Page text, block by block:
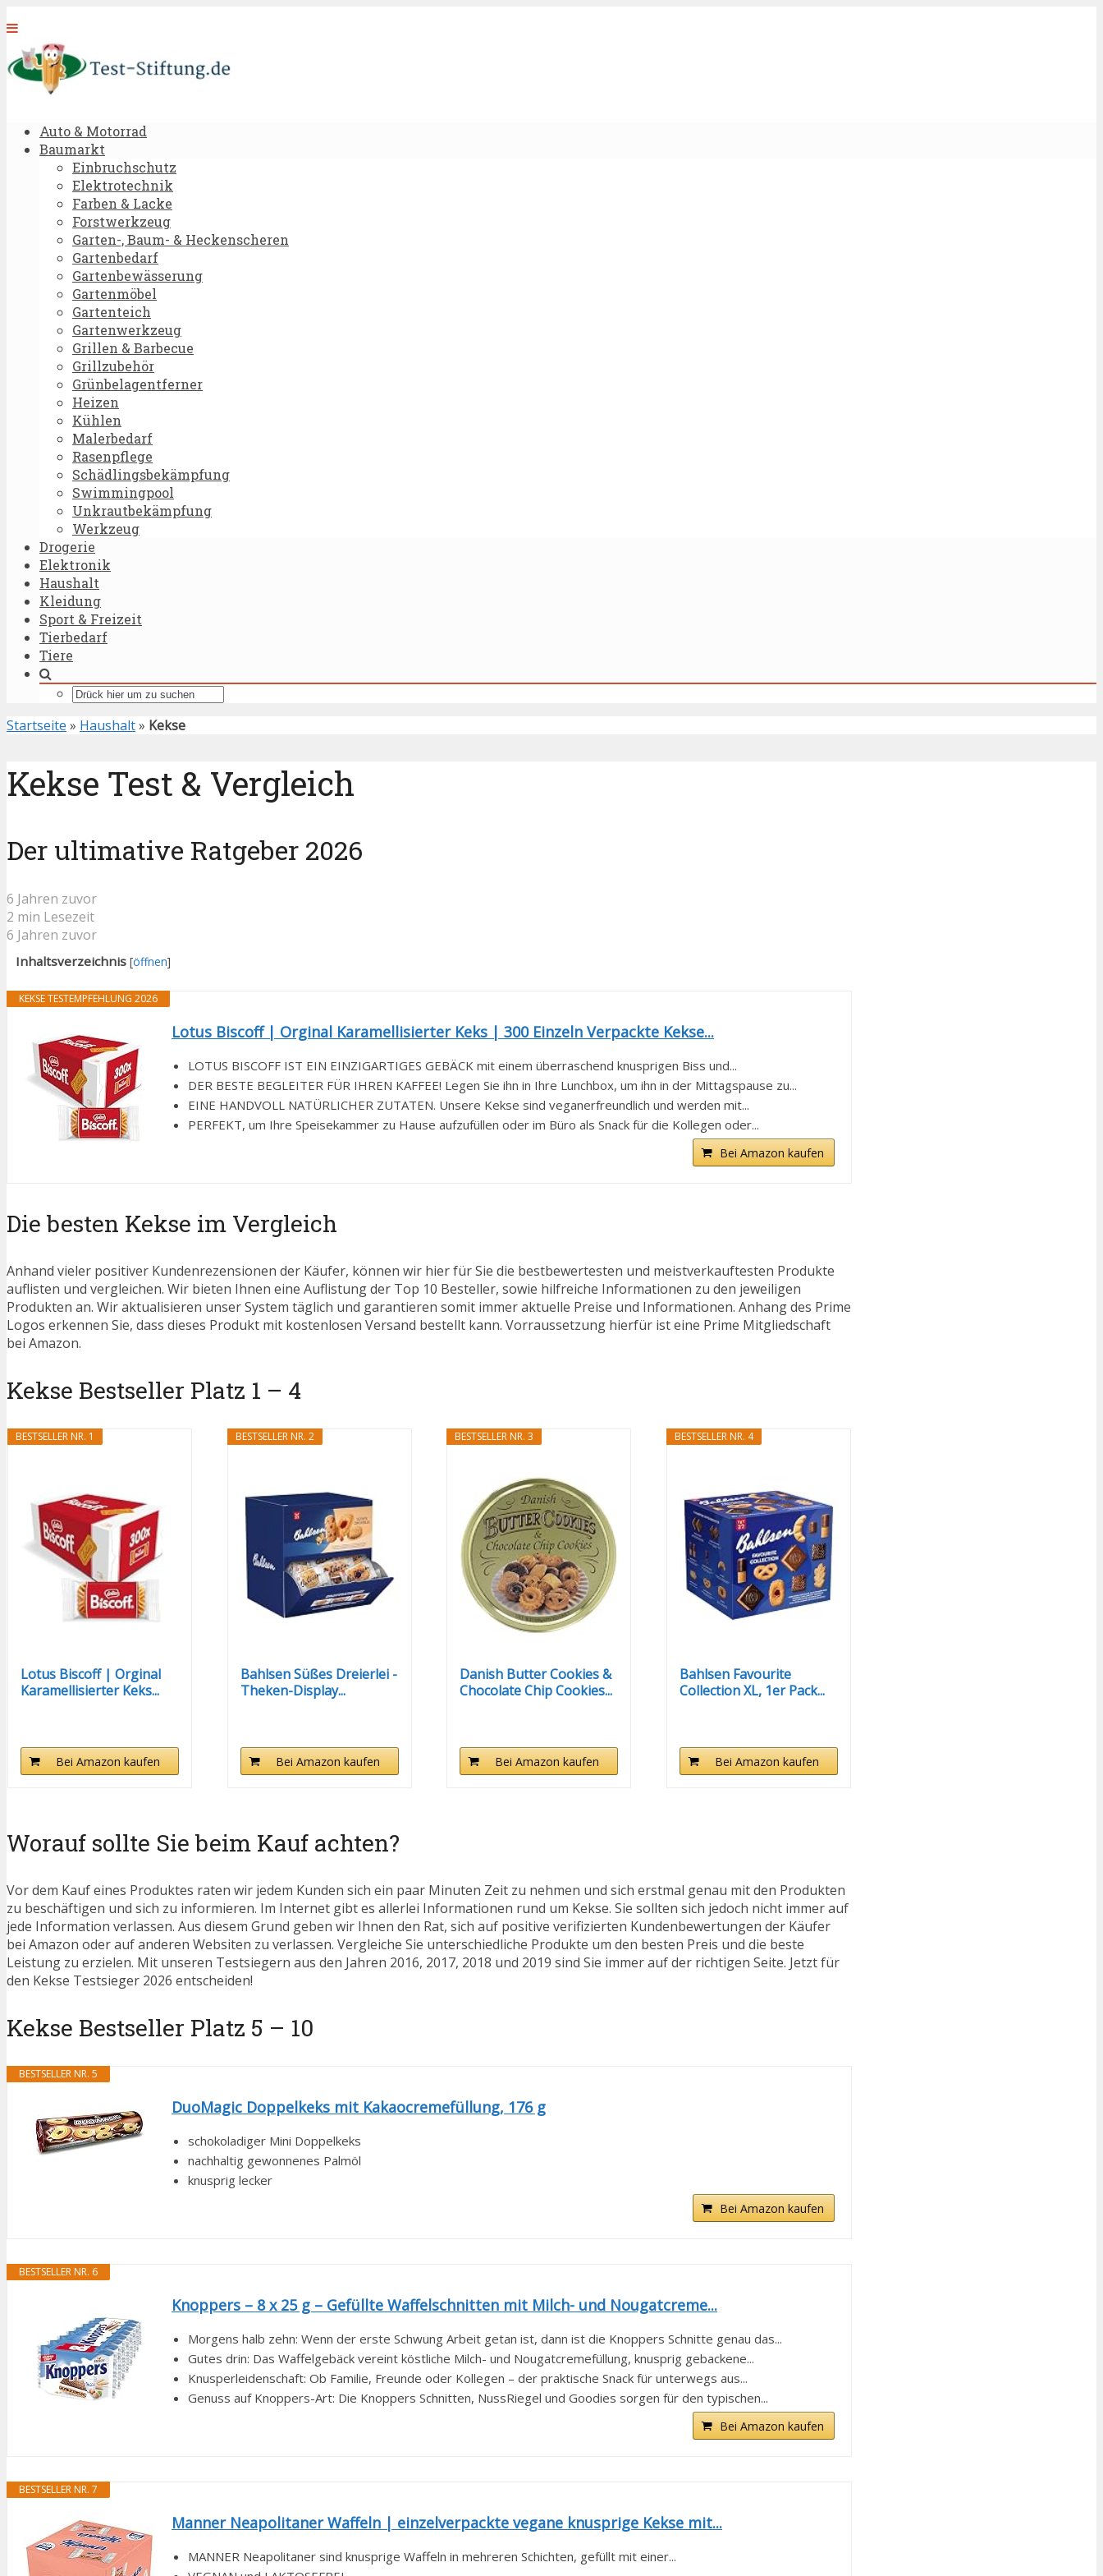
Auto & Motorrad
Baumarkt
Einbruchschutz
Elektrotechnik
Farben & Lacke
Forstwerkzeug
Garten-, Baum- & Heckenscheren
Gartenbedarf
Gartenbewässerung
Gartenmöbel
Gartenteich
Gartenwerkzeug
Grillen & Barbecue
Grillzubehör
Grünbelagentferner
Heizen
Kühlen
Malerbedarf
Rasenpflege
Schädlingsbekämpfung
Swimmingpool
Unkrautbekämpfung
Werkzeug
Drogerie
Elektronik
Haushalt
Kleidung
Sport & Freizeit
Tierbedarf
Tiere
Startseite » Haushalt» Kekse
Kekse Test & Vergleich
Der ultimative Ratgeber 2026
6 Jahren zuvor
2 min Lesezeit
6 Jahren zuvor
Inhaltsverzeichnis [öffnen]
KEKSE TESTEMPFEHLUNG 2026
Lotus Biscoff | Orginal Karamellisierter Keks | 300 Einzeln Verpackte Kekse...
LOTUS BISCOFF IST EIN EINZIGARTIGES GEBÄCK mit einem überraschend knusprigen Biss und...
DER BESTE BEGLEITER FÜR IHREN KAFFEE! Legen Sie ihn in Ihre Lunchbox, um ihn in der Mittagspause zu...
EINE HANDVOLL NATÜRLICHER ZUTATEN. Unsere Kekse sind veganerfreundlich und werden mit...
PERFEKT, um Ihre Speisekammer zu Hause aufzufüllen oder im Büro als Snack für die Kollegen oder...
Bei Amazon kaufen
Die besten Kekse im Vergleich
Anhand vieler positiver Kundenrezensionen der Käufer, können wir hier für Sie die bestbewertesten und meistverkauftesten Produkte
auflisten und vergleichen. Wir bieten Ihnen eine Auflistung der Top 10 Besteller, sowie hilfreiche Informationen zu den jeweiligen
Produkten an. Wir aktualisieren unser System täglich und garantieren somit immer aktuelle Preise und Informationen. Anhang des Prime
Logos erkennen Sie, dass dieses Produkt mit kostenlosen Versand bestellt kann. Vorraussetzung hierfür ist eine Prime Mitgliedschaft
bei Amazon.
Kekse Bestseller Platz 1 – 4
BESTSELLER NR. 1
Lotus Biscoff | Orginal
Karamellisierter Keks...
Bei Amazon kaufen
BESTSELLER NR. 2
Bahlsen Süßes Dreierlei -
Theken-Display...
Bei Amazon kaufen
BESTSELLER NR. 3
Danish Butter Cookies &
Chocolate Chip Cookies...
Bei Amazon kaufen
BESTSELLER NR. 4
Bahlsen Favourite
Collection XL, 1er Pack...
Bei Amazon kaufen
Worauf sollte Sie beim Kauf achten?
Vor dem Kauf eines Produktes raten wir jedem Kunden sich ein paar Minuten Zeit zu nehmen und sich erstmal genau mit den Produkten
zu beschäftigen und sich zu informieren. Im Internet gibt es allerlei Informationen rund um Kekse. Sie sollten sich jedoch nicht immer auf
jede Information verlassen. Aus diesem Grund geben wir Ihnen den Rat, sich auf positive verifizierten Kundenbewertungen der Käufer
bei Amazon oder auf anderen Websiten zu verlassen. Vergleiche Sie unterschiedliche Produkte um den besten Preis und die beste
Leistung zu erzielen. Mit unseren Testsiegern aus den Jahren 2016, 2017, 2018 und 2019 sind Sie immer auf der richtigen Seite. Jetzt für
den Kekse Testsieger 2026 entscheiden!
Kekse Bestseller Platz 5 – 10
BESTSELLER NR. 5
DuoMagic Doppelkeks mit Kakaocremefüllung, 176 g
schokoladiger Mini Doppelkeks
nachhaltig gewonnenes Palmöl
knusprig lecker
Bei Amazon kaufen
BESTSELLER NR. 6
Knoppers – 8 x 25 g – Gefüllte Waffelschnitten mit Milch- und Nougatcreme...
Morgens halb zehn: Wenn der erste Schwung Arbeit getan ist, dann ist die Knoppers Schnitte genau das...
Gutes drin: Das Waffelgebäck vereint köstliche Milch- und Nougatcremefüllung, knusprig gebackene...
Knusperleidenschaft: Ob Familie, Freunde oder Kollegen – der praktische Snack für unterwegs aus...
Genuss auf Knoppers-Art: Die Knoppers Schnitten, NussRiegel und Goodies sorgen für den typischen...
Bei Amazon kaufen
BESTSELLER NR. 7
Manner Neapolitaner Waffeln | einzelverpackte vegane knusprige Kekse mit...
MANNER Neapolitaner sind knusprige Waffeln in mehreren Schichten, gefüllt mit einer...